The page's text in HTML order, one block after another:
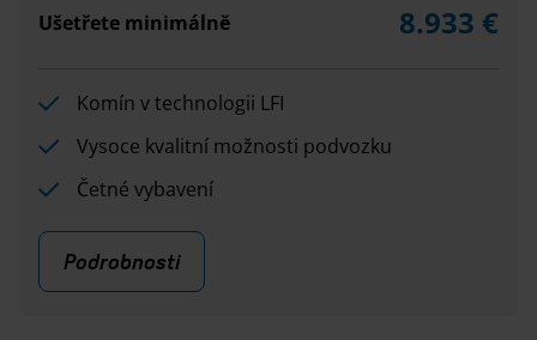
Ušetřete minimálně 8.933 €
Komín v technologii LFI
Vysoce kvalitní možnosti podvozku
Četné vybavení
Podrobnosti